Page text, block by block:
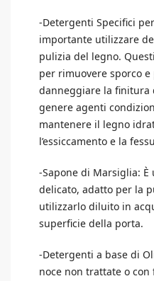
-Detergenti Specifici
importante utilizzare
pulizia del legno.
per rimuovere sporco e
danneggiare la finitura
genere agenti
mantenere il legno
l’essiccamento e la
-Sapone di Marsiglia:
delicato, adatto per la
utilizzarlo diluito in
superficie della porta.
-Detergenti a base di
noce non trattate o